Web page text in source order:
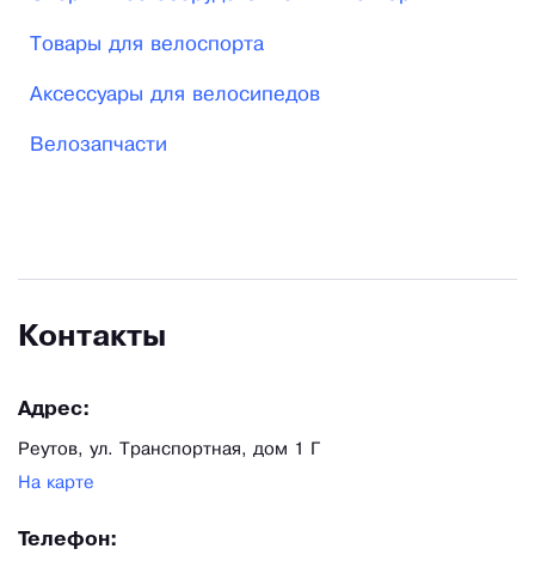
наши покупатели могли приобретать весь
необходимый товар в одном месте, не тратя
ускоренного обслуживания мы принимаем заказы
Товары для велоспорта
Аксессуары для велосипедов
Велозапчасти
Контакты
Адрес:
Реутов, ул. Транспортная, дом 1 Г
На карте
Телефон: